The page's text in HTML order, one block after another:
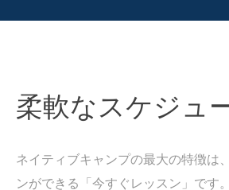
柔軟なスケジュ
ネイティブキャンプの最大の特徴は
ンができる「今すぐレッスン」です